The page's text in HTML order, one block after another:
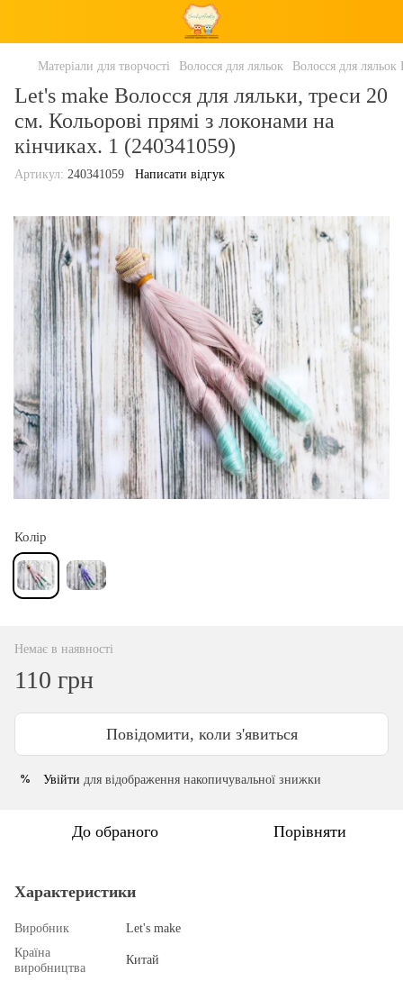
Матеріали для творчості Волосся для ляльок Волосся для ляльок
Let's make Волосся для ляльки, треси 20
см. Кольорові прямі з локонами на
кінчиках. 1 (240341059)
Артикул: 240341059 Написати відгук
Колір
Немає в наявності
110 грн
Повідомити, коли з'явиться
% Увійти для відображення накопичувальної знижки
До обраного Порівняти
Характеристики
Виробник
Let's make
Країна
виробництва
Китай